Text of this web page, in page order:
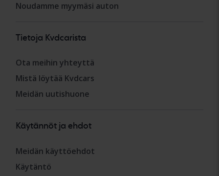
Noudamme myymäsi auton
Tietoja Kvdcarista
Ota meihin yhteyttä
Mistä löytää Kvdcars
Meidän uutishuone
Käytännöt ja ehdot
Meidän käyttöehdot
Käytäntö